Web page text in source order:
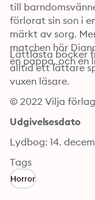
till
förlorat sin son i
märkt av sorg.
matchen hör
en pappa, och
Lättlästa böcker
alltid ett lättare
vuxen läsare.
© 2022 Vilja förlag
Udgivelsesdato
Lydbog: 14.
Tags
Horror